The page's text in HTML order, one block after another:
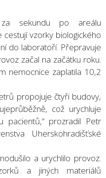
sekundu po areálu
vzorky biologického
do laboratoří. Přepravuje
začal na začátku roku.
nemocnice zaplatila 10,2
propojuje čtyři budovy,
což urychluje
pacientů,“ prozradil Petr
Uherskohradišťské
a urychlilo provoz.
a jiných materiálů